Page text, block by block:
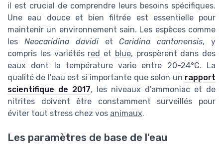
il est crucial de comprendre leurs besoins spécifiques.
Une eau douce et bien filtrée est essentielle pour
maintenir un environnement sain. Les espèces comme
les Neocaridina davidietCaridina cantonensis, y
compris les variétés red et blue, prospèrent dans des
eaux dont la température varie entre 20-24°C. La
qualité de l'eau est si importante que selon un rapport
scientifique de 2017, les niveaux d'ammoniac et de
nitrites doivent être constamment surveillés pour
éviter tout stress chez vos animaux.
Les paramètres de base de l'eau